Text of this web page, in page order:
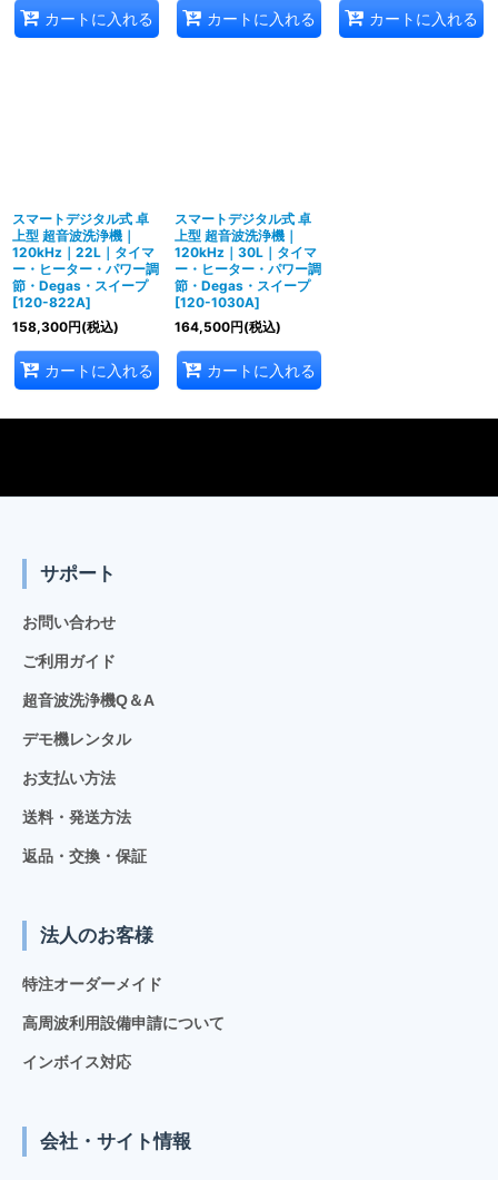
カートに入れる カートに入れる カートに入れる
スマートデジタル式 卓
上型 超音波洗浄機｜
120kHz｜22L｜タイマ
ー・ヒーター・パワー調
節・Degas・スイープ
[120-822A]
158,300円(税込)
カートに入れる
スマートデジタル式 卓
上型 超音波洗浄機｜
120kHz｜30L｜タイマ
ー・ヒーター・パワー調
節・Degas・スイープ
[120-1030A]
164,500円(税込)
カートに入れる
サポート
お問い合わせ
ご利用ガイド
超音波洗浄機Q＆A
デモ機レンタル
お支払い方法
送料・発送方法
返品・交換・保証
法人のお客様
特注オーダーメイド
高周波利用設備申請について
インボイス対応
会社・サイト情報